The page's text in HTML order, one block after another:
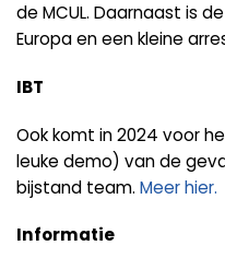
de MCUL. Daarnaast is
Europa en een kleine
IBT
Ook komt in 2024 voor
leuke demo) van de
bijstand team. Meer hier.
Informatie